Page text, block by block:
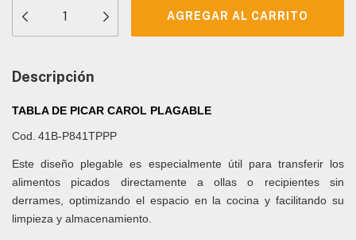
Descripción
TABLA DE PICAR CAROL PLAGABLE
Cod. 41B-P841TPPP
Este diseño plegable es especialmente útil para transferir los
alimentos picados directamente a ollas o recipientes sin
derrames, optimizando el espacio en la cocina y facilitando su
limpieza y almacenamiento.